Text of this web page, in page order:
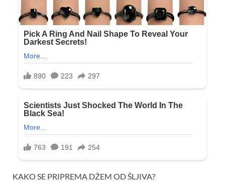
KAKO SE PRIPREMA DŽEM OD ŠLJIVA?